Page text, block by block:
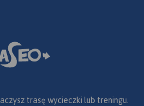
trasę wycieczki lub treningu.